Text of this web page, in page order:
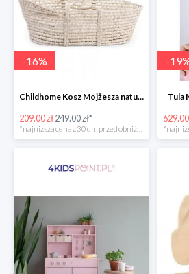
-16%
Childhome Kosz Mojżesza natural
209.00 zł249.00 zł*
-19
Tula
629.00